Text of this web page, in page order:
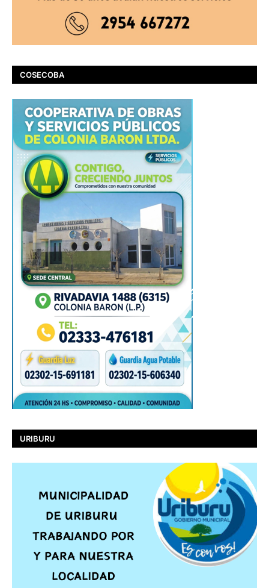
COSECOBA
URIBURU